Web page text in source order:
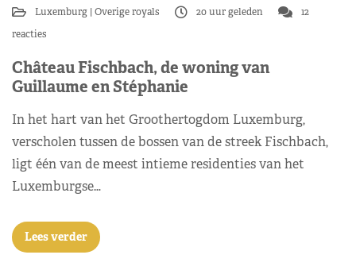
Luxemburg Overige royals 20 uur geleden
12
reacties
Château Fischbach, de woning van
Guillaume en Stéphanie
In het hart van het Groothertogdom Luxemburg,
verscholen tussen de bossen van de streek Fischbach,
ligt één van de meest intieme residenties van het
Luxemburgse…
Lees verder